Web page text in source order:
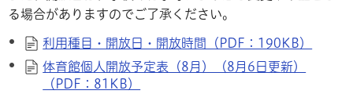
る場合がありますのでご了承ください。
利用種目・開放日・開放時間（PDF：190KB）
体育館個人開放予定表（8月）（8月6日更新）
（PDF：81KB）